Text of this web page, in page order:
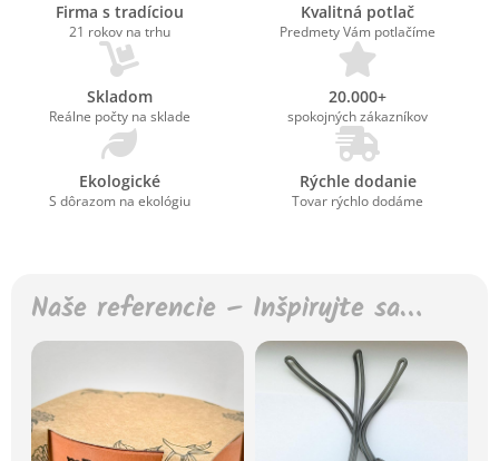
Firma s tradíciou
21 rokov na trhu
Kvalitná potlač
Predmety Vám potlačíme
Skladom
Reálne počty na sklade
20.000+
spokojných zákazníkov
Ekologické
S dôrazom na ekológiu
Rýchle dodanie
Tovar rýchlo dodáme
Naše referencie – Inšpirujte sa…